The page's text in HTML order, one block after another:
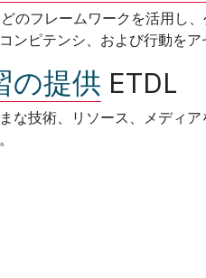
のフレームワークを活用し
ンピテンシ、および行動をア
の提供 ETDL
な技術、リソース、メディ